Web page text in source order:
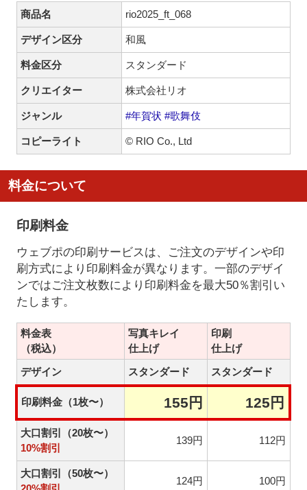
商品名 rio2025_ft_068
デザイン区分 和風
料金区分 スタンダード
クリエイター 株式会社リオ
ジャンル #年賀状 #歌舞伎
コピーライト © RIO Co., Ltd
料金について
印刷料金
ウェブポの印刷サービスは、ご注文のデザインや印
刷方式により印刷料金が異なります。一部のデザイ
ンではご注文枚数により印刷料金を最大50％割引い
たします。
料金表
（税込）
写真キレイ
仕上げ
印刷
仕上げ
デザイン
スタンダード スタンダード
印刷料金（1枚〜） 155円 125円
大口割引（20枚〜）
10%割引
139円 112円
大口割引（50枚〜）
124円 100円